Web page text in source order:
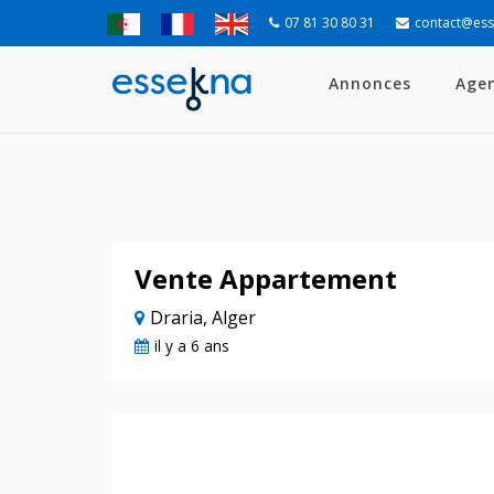
07 81 30 80 31
Annonces
Vente Appartement
Draria, Alger
il y a 6 ans